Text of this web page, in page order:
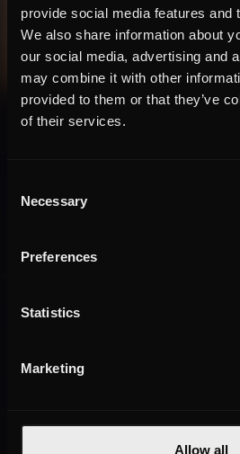
provide social media features and
We also share information about
our social media, advertising and
may combine it with other
provided to them or that they’ve
of their services.
Selection
Necessary
Preferences
Statistics
Marketing
Allow all